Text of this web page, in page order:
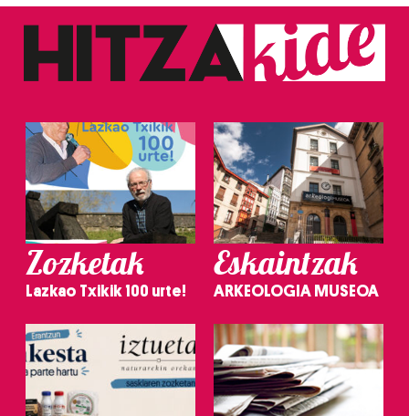
Zozketak
Lazkao Txikik 100 urte!
Eskaintzak
ARKEOLOGIA MUSEOA